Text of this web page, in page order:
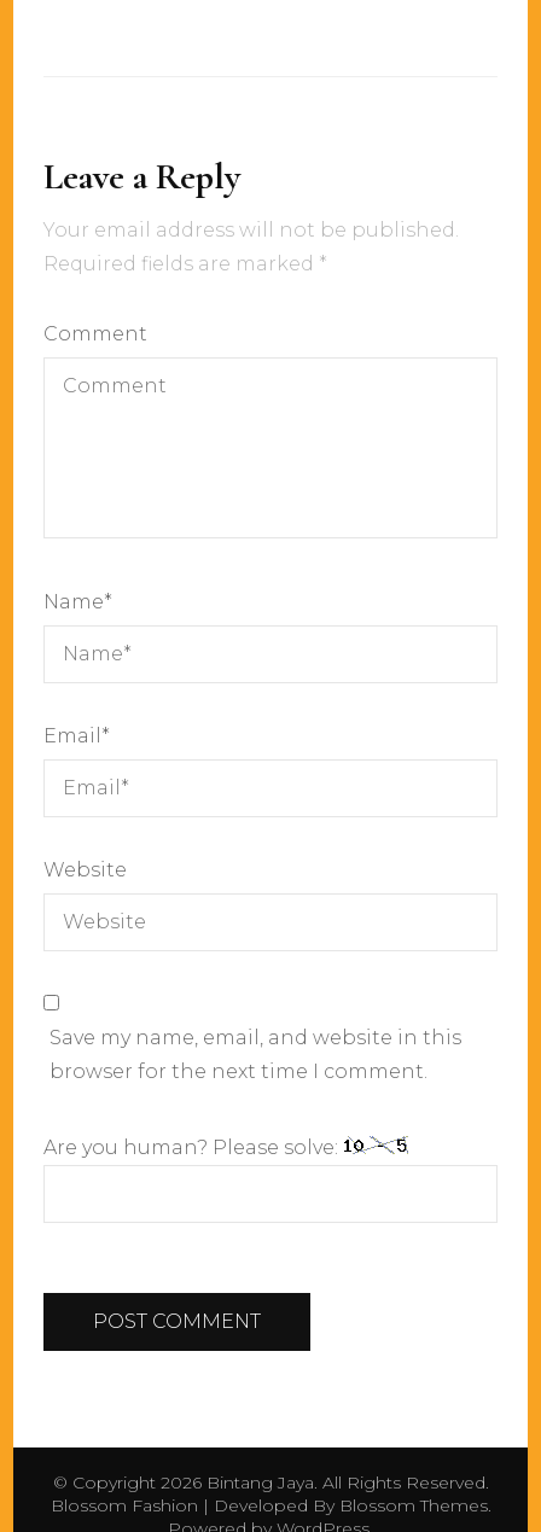
Leave a Reply
Your email address will not be published.
Required fields are marked *
Comment
Name*
Email *
Website
Save my name, email, and website in this
browser for the next time I comment.
Are you human? Please solve:
© Copyright 2026 Bintang Jaya. All Rights Reserved.
Blossom Fashion | Developed ByBlossom Themes.